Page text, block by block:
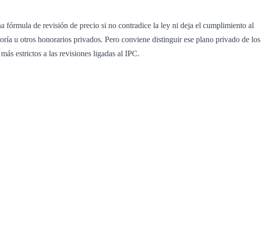
fórmula de revisión de precio si no contradice la ley ni deja el cumplimiento al
u otros honorarios privados. Pero conviene distinguir ese plano privado de los
estrictos a las revisiones ligadas al IPC.